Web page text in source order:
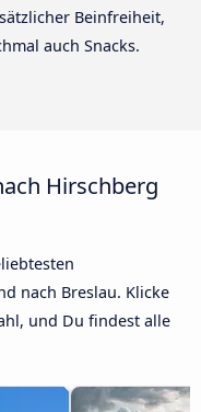
Beinfreiheit,
auch Snacks.
Hirschberg
nach Breslau. Klicke
und Du findest alle